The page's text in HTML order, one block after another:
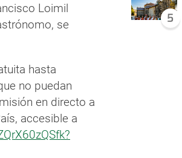
Loimil
se
hasta
no puedan
en directo a
accesible a
5